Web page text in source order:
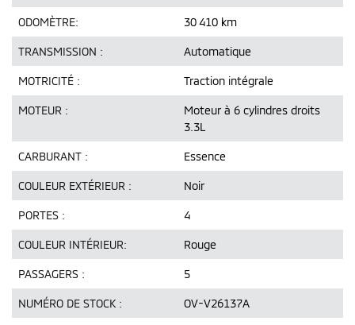
ODOMÈTRE: 30 410 km
TRANSMISSION : Automatique
MOTRICITÉ : Traction intégrale
MOTEUR :
Moteur à 6 cylindres droits
3.3L
CARBURANT : Essence
COULEUR EXTÉRIEUR : Noir
PORTES : 4
COULEUR INTÉRIEUR: Rouge
PASSAGERS : 5
NUMÉRO DE STOCK : OV-V26137A